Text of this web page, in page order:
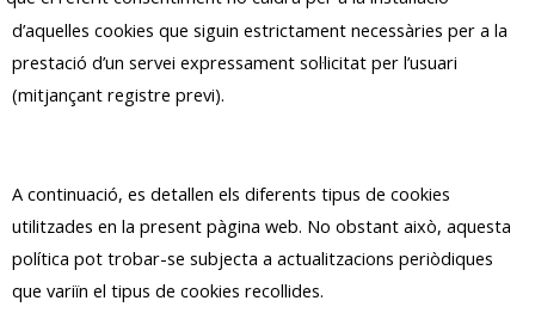
d’aquelles cookies que siguin estrictament necessàries per a la
prestació d’un servei expressament sol·licitat per l’usuari
(mitjançant registre previ).
A continuació, es detallen els diferents tipus de cookies
utilitzades en la present pàgina web. No obstant això, aquesta
política pot trobar-se subjecta a actualitzacions periòdiques
que variïn el tipus de cookies recollides.